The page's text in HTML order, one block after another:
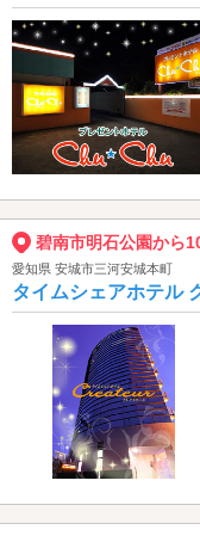
碧南市明石公園から
愛知県 安城市三河安城本町
タイムシェアホテル